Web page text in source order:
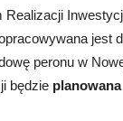
Realizacji
jest
peronu w
będzie planowana